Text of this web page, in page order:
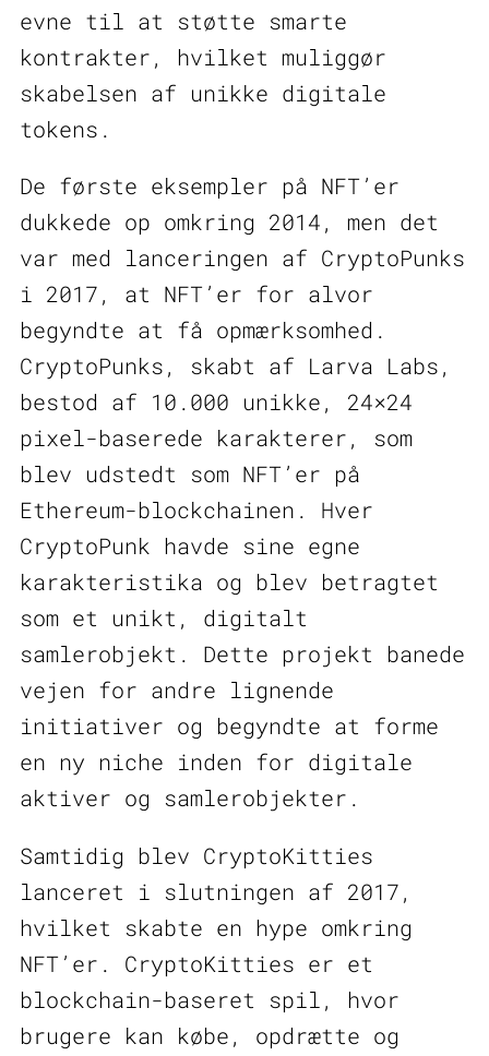
evne til at støtte smarte
kontrakter, hvilket muliggør
skabelsen af unikke digitale
tokens.
De første eksempler på NFT’er
dukkede op omkring 2014, men det
var med lanceringen af CryptoPunks
i 2017, at NFT’er for alvor
begyndte at få opmærksomhed.
CryptoPunks, skabt af Larva Labs,
bestod af 10.000 unikke, 24×24
pixel-baserede karakterer, som
blev udstedt som NFT’er på
Ethereum-blockchainen. Hver
CryptoPunk havde sine egne
karakteristika og blev betragtet
som et unikt, digitalt
samlerobjekt. Dette projekt banede
vejen for andre lignende
initiativer og begyndte at forme
en ny niche inden for digitale
aktiver og samlerobjekter.
Samtidig blev CryptoKitties
lanceret i slutningen af 2017,
hvilket skabte en hype omkring
NFT’er. CryptoKitties er et
blockchain-baseret spil, hvor
brugere kan købe, opdrætte og